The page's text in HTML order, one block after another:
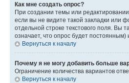
Как мне создать опрос?
При создании темы или
если вы не видите такой закладки или
отдельной строке текстового поля. Вы
означает, что опрос будет постоянным)
Вернуться к началу
Почему я не могу добавить больше
Ограничение количества вариантов
Вернуться к началу